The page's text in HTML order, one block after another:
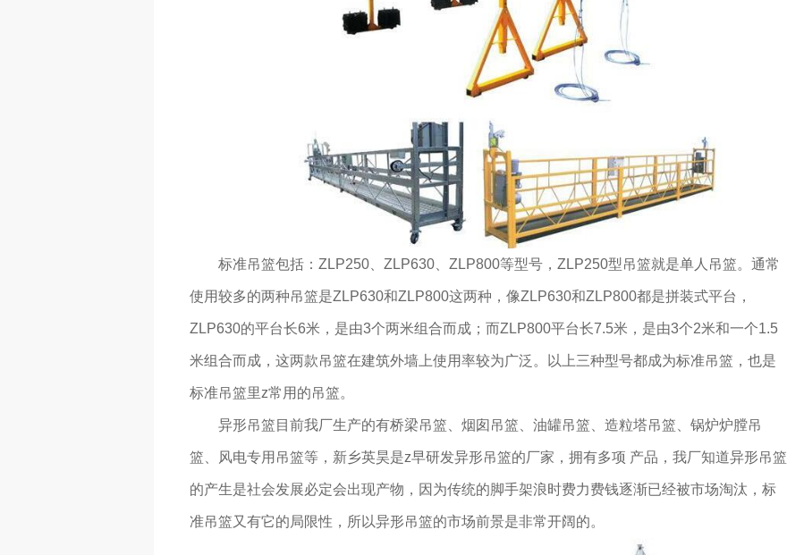
标准吊篮包括：ZLP250、ZLP630、ZLP800等型号，ZLP250型吊篮就是单人吊篮。通常
使用较多的两种吊篮是ZLP630和ZLP800这两种，像ZLP630和ZLP800都是拼装式平台，
ZLP630的平台长6米，是由3个两米组合而成；而ZLP800平台长7.5米，是由3个2米和一个1.5
米组合而成，这两款吊篮在建筑外墙上使用率较为广泛。以上三种型号都成为标准吊篮，也是
标准吊篮里z常用的吊篮。
异形吊篮目前我厂生产的有桥梁吊篮、烟囱吊篮、油罐吊篮、造粒塔吊篮、锅炉炉膛吊
篮、风电专用吊篮等，新乡英昊是z早研发异形吊篮的厂家，拥有多项 产品，我厂知道异形吊篮
的产生是社会发展必定会出现产物，因为传统的脚手架浪时费力费钱逐渐已经被市场淘汰，标
准吊篮又有它的局限性，所以异形吊篮的市场前景是非常开阔的。